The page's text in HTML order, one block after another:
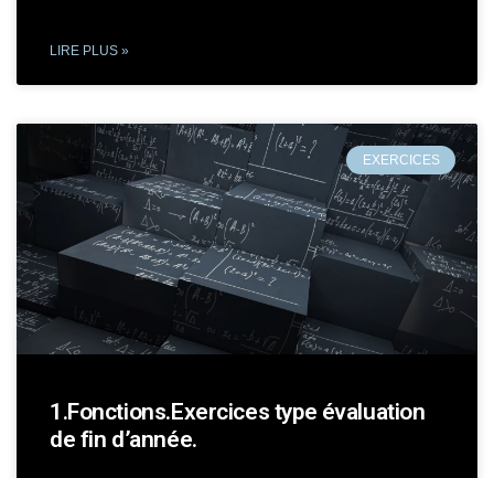
LIRE PLUS »
EXERCICES
1.Fonctions.Exercices type évaluation
de fin d’année.